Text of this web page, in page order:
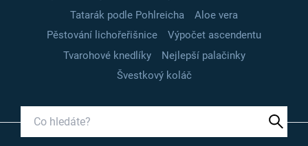
Tatarák podle Pohlreicha
Aloe vera
Pěstování lichořeřišnice
Výpočet ascendentu
Tvarohové knedlíky
Nejlepší palačinky
Švestkový koláč